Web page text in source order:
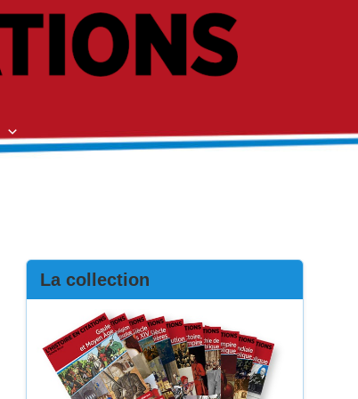
La collection